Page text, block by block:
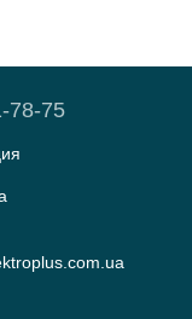
78-75